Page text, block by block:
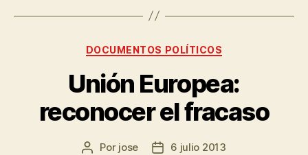
DOCUMENTOS POLÍTICOS
Unión Europea:
reconocer el fracaso
Por jose 6 julio 2013